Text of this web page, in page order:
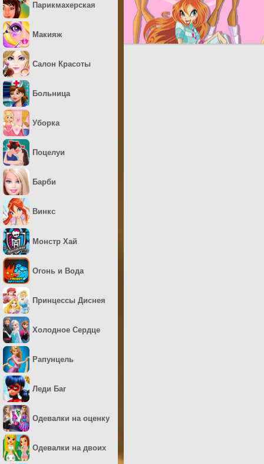
Парикмахерская
Макияж
Салон Красоты
Больница
Уборка
Поцелуи
Барби
Винкс
Монстр Хай
Огонь и Вода
Принцессы Диснея
Холодное Сердце
Рапунцель
Леди Баг
Одевалки на оценку
Одевалки на двоих